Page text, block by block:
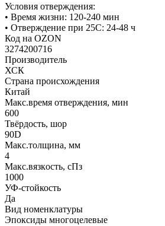
Условия отверждения:
• Время жизни: 120-240 мин
• Отверждение при 25С: 24-48 ч
Код на OZON
3274200716
Производитель
ХСК
Страна происхождения
Китай
Макс.время отверждения, мин
600
Твёрдость, шор
90D
Макс.толщина, мм
4
Макс.вязкoсть, сПз
1000
УФ-стойкость
Да
Вид номенклатуры
Эпоксиды многоцелевые